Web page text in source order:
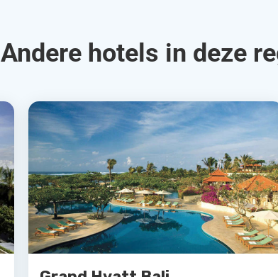
Andere hotels in deze